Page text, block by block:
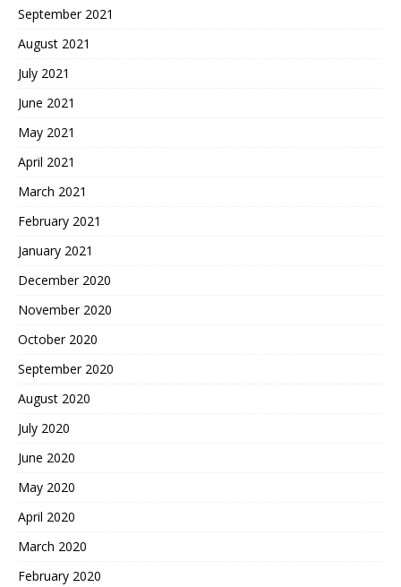
September 2021
August 2021
July 2021
June 2021
May 2021
April 2021
March 2021
February 2021
January 2021
December 2020
November 2020
October 2020
September 2020
August 2020
July 2020
June 2020
May 2020
April 2020
March 2020
February 2020